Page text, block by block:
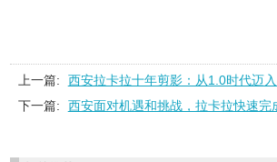
上一篇:
西安拉卡拉十年剪影：从1.0时代迈
下一篇:
西安面对机遇和挑战，拉卡拉快速完